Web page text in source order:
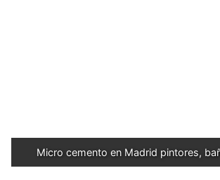
Micro cemento en Madrid pintores,